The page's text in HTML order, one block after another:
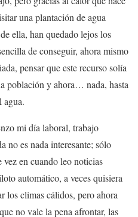
una plantación de agua
ella, han quedado lejos los
de conseguir, ahora mismo
pensar que este recurso solía
población y ahora… nada, hasta
agua.
mi día laboral, trabajo
no es nada interesante; sólo
en cuando leo noticias
automático, a veces quisiera
los climas cálidos, pero ahora
no vale la pena afrontar, las